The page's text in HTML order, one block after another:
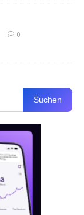
0
Suchen